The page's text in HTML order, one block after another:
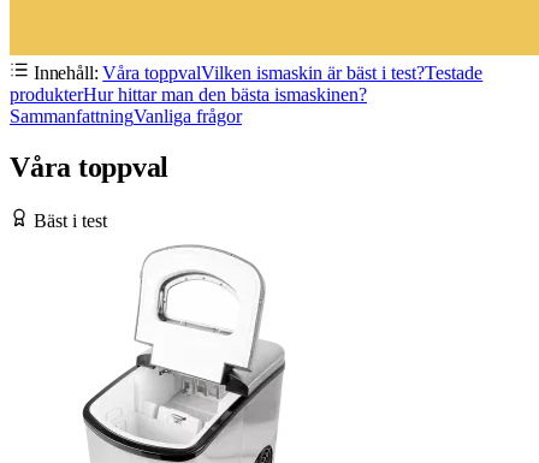
Innehåll:Våra toppvalVilken ismaskin är bäst i test?Testade
produkterHur hittar man den bästa ismaskinen?
SammanfattningVanliga frågor
Våra toppval
Bäst i test